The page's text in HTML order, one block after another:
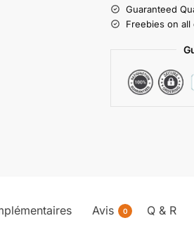
Guaranteed
Freebies on all
Avis 0 Q & R